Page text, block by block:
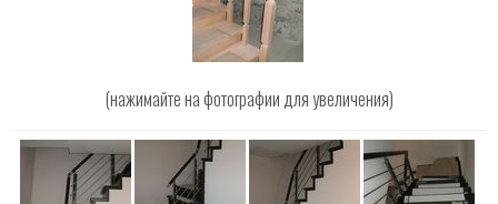
(нажимайте на фотографии для увеличения)